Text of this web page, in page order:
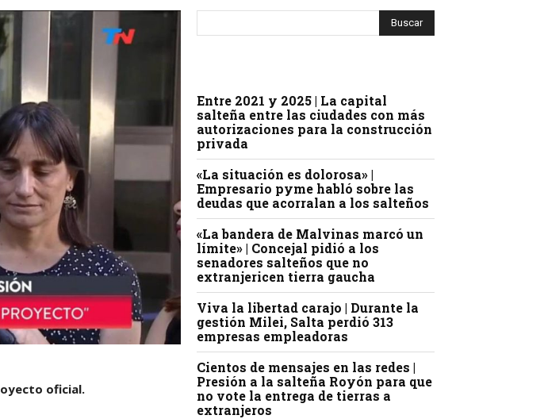
oficial.
Entre 2021 y 2025 | La capital
salteña entre las ciudades con más
autorizaciones para la construcción
privada
«La situación es dolorosa» |
Empresario pyme habló sobre las
deudas que acorralan a los salteños
«La bandera de Malvinas marcó un
límite» | Concejal pidió a los
senadores salteños que no
extranjericen tierra gaucha
Viva la libertad carajo | Durante la
gestión Milei, Salta perdió 313
empresas empleadoras
Cientos de mensajes en las redes |
Presión a la salteña Royón para que
no vote la entrega de tierras a
extranjeros